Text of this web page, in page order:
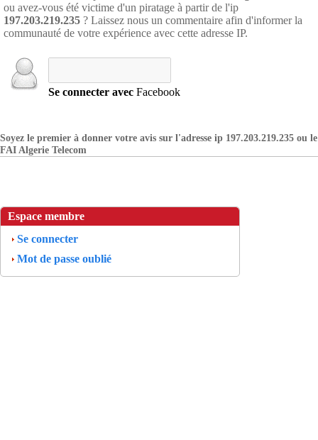
ou avez-vous été victime d'un piratage à partir de l'ip
197.203.219.235 ? Laissez nous un commentaire afin d'informer la
communauté de votre expérience avec cette adresse IP.
Se connecter avec Facebook
Soyez le premier à donner votre avis sur l'adresse ip 197.203.219.235 ou le
FAI Algerie Telecom
Espace membre
Se connecter
Mot de passe oublié